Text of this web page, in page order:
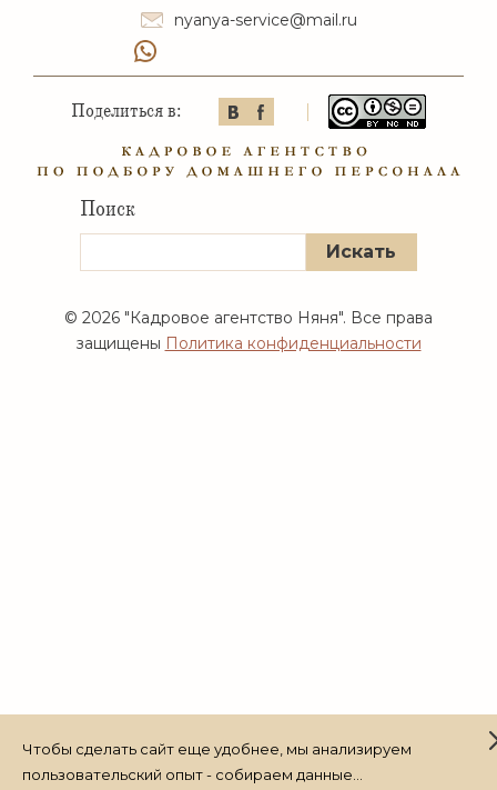
nyanya-service@mail.ru
Поделиться в:
Поиск
© 2026 "Кадровое агентство Няня". Все права
защищены Политика конфиденциальности
Чтобы сделать сайт еще удобнее, мы анализируем
пользовательский опыт - собираем данные...